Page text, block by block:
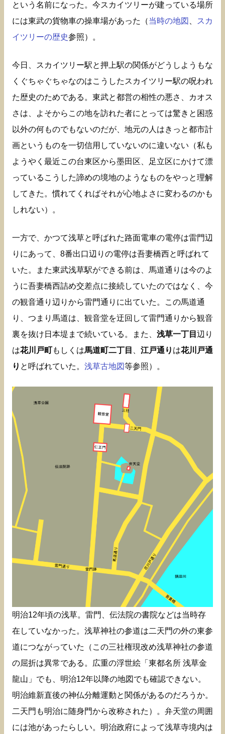
という名前になった。今スカイツリーが建っている場所
には東武の貨物車の操車場があった（当時の地図
スカ
イツリーの歴史参照）。
今日、スカイツリー駅と押上駅の関係がどうしようもな
くぐちゃぐちゃなのはこうしたスカイツリー駅の呪われ
た歴史のためである。東武と都営の相性の悪さ、カオス
さは、よそからこの地を訪れた者にとっては驚きと困惑
以外の何ものでもないのだが、地元の人はきっと都市計
画というものを一切信用していないのに違いない（私も
ようやく最近この台東区から墨田区、足立区にかけて漂
っているこうした諦めの境地のようなものをやっと理解
してきた。慣れてくればそれが心地よさに変わるのかも
しれない）。
一方で、かつて浅草と呼ばれた路面電車の電停は雷門辺
りにあって、8番出口辺りの電停は吾妻橋西と呼ばれて
いた。また東武浅草駅ができる前は、馬道通りは今のよ
うに吾妻橋西詰め交差点に接続していたのではなく、今
の観音通り辺りから雷門通りに出ていた。この馬道通
り、つまり馬道は、観音堂を迂回して雷門通りから観音
裏を抜け日本堤まで続いている。また、 浅草一丁目 辺り
は花川戸町もしくは馬道町二丁目 江戸通り は花川戸通
り と呼ばれていた。 浅草古地図等参照）。
明治12年頃の浅草。雷門、伝法院の書院などは当時存
在していなかった。浅草神社の参道は二天門の外の東参
道につながっていた（この三社権現改め浅草神社の参道
の屈折は異常である。広重の浮世絵「東都名所 浅草金
龍山」でも、明治12年以降の地図でも確認できない。
明治維新直後の神仏分離運動と関係があるのだろうか。
二天門も明治に随身門から改称された）。弁天堂の周囲
には池があったらしい。明治政府によって浅草寺境内は